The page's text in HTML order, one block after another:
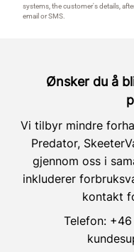
Ønsker du å
Vi tilbyr mindre
Predator,
gjennom oss i
inkluderer
kontakt
Telefon: +46